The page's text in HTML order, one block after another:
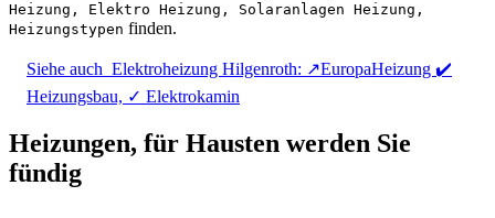
Heizung, Elektro Heizung, Solaranlagen Heizung,
Heizungstypen finden.
Siehe auch Elektroheizung Hilgenroth: ↗️EuropaHeizung ✔️
Heizungsbau, ✓ Elektrokamin
Heizungen, für Hausten werden Sie
fündig